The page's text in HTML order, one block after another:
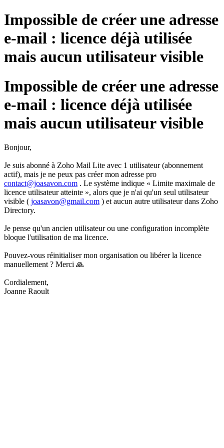
Impossible de créer une adresse
e-mail : licence déjà utilisée
mais aucun utilisateur visible
Impossible de créer une adresse
e-mail : licence déjà utilisée
mais aucun utilisateur visible
Bonjour,
Je suis abonné à Zoho Mail Lite avec 1 utilisateur (abonnement
actif), mais je ne peux pas créer mon adresse pro
contact@joasavon.com . Le système indique « Limite maximale de
licence utilisateur atteinte », alors que je n'ai qu'un seul utilisateur
visible ( joasavon@gmail.com ) et aucun autre utilisateur dans Zoho
Directory.
Je pense qu'un ancien utilisateur ou une configuration incomplète
bloque l'utilisation de ma licence.
Pouvez-vous réinitialiser mon organisation ou libérer la licence
manuellement ? Merci 🙏
Cordialement,
Joanne Raoult